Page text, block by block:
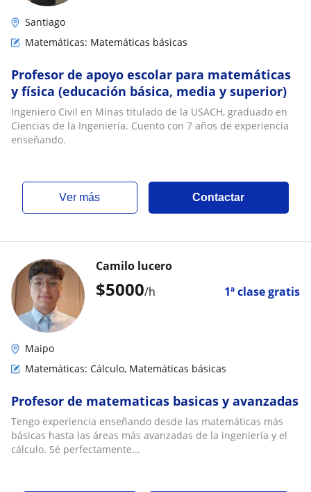
Santiago
Matemáticas: Matemáticas básicas
Profesor de apoyo escolar para matemáticas
y física (educación básica, media y superior)
Ingeniero Civil en Minas titulado de la USACH, graduado en
Ciencias de la Ingeniería. Cuento con 7 años de experiencia
enseñando.
ver más Contactar
$5000/h 1ª clase gratis
Camilo lucero
Maipo
Matemáticas: Cálculo, Matemáticas básicas
Profesor de matematicas basicas y avanzadas
Tengo experiencia enseñando desde las matemáticas más
básicas hasta las áreas más avanzadas de la ingeniería y el
cálculo. Sé perfectamente...